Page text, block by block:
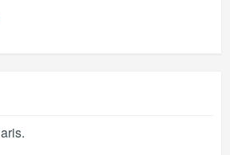
.